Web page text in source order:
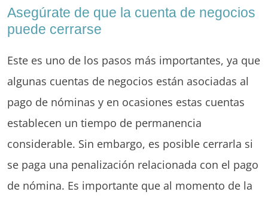
Asegúrate de que la cuenta de negocios
puede cerrarse
Este es uno de los pasos más importantes, ya que
algunas cuentas de negocios están asociadas al
pago de nóminas y en ocasiones estas cuentas
establecen un tiempo de permanencia
considerable. Sin embargo, es posible cerrarla si
se paga una penalización relacionada con el pago
de nómina. Es importante que al momento de la